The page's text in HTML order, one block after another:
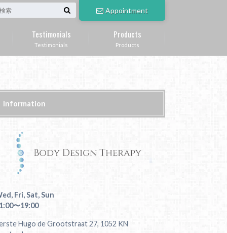
Appointment
Testimonials
Testimonials
Products
Products
Information
Fri, Sat, Sun
〜19:00
Hugo de Grootstraat 27, 1052 KN